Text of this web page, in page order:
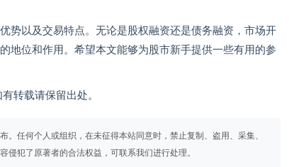
势以及交易特点。无论是股权融资还是债务融资，市场开
地位和作用。希望本文能够为股市新手提供一些有用的参
转载请保留出处。
。任何个人或组织，在未征得本站同意时，禁止复制、盗用、采集、
侵犯了原著者的合法权益，可联系我们进行处理。